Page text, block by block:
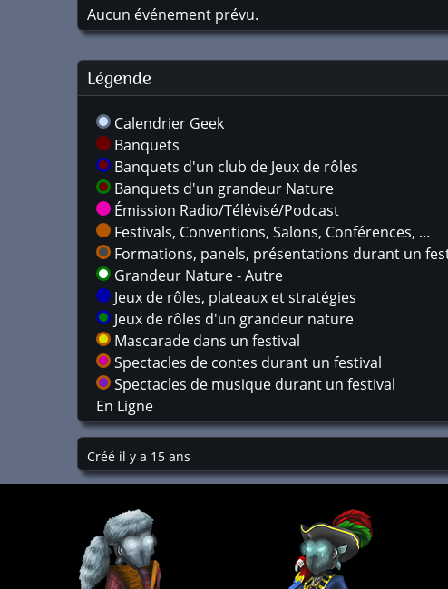
Aucun événement prévu.
Légende
Calendrier Geek
Banquets
Banquets d'un club de Jeux de rôles
Banquets d'un grandeur Nature
Émission Radio/Télévisé/Podcast
Festivals, Conventions, Salons, Conférences, ...
Formations, panels, présentations durant un
Grandeur Nature - Autre
Jeux de rôles, plateaux et stratégies
Jeux de rôles d'un grandeur nature
Mascarade dans un festival
Spectacles de contes durant un festival
Spectacles de musique durant un festival
En Ligne
Créé il y a 15 ans